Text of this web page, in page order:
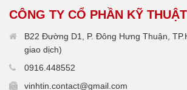
CÔNG TY CỔ PHẦN KỸ
B22 Đường D1, P. Đông Hưng Thuận,
giao dịch)
0916.448552
vinhtin.contact@gmail.com